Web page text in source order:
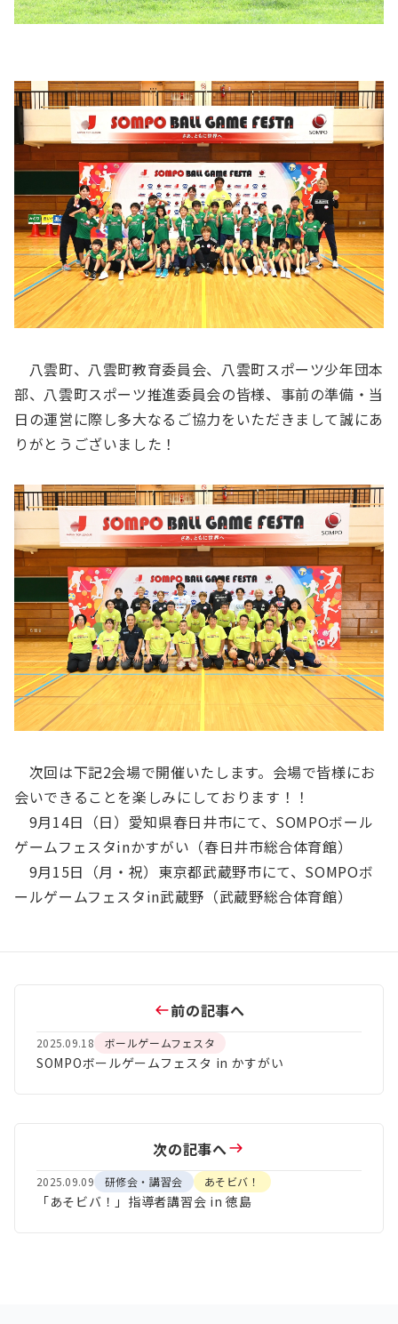
八雲町、八雲町教育委員会、八雲町スポーツ少年団本
部、八雲町スポーツ推進委員会の皆様、事前の準備・当
日の運営に際し多大なるご協力をいただきまして誠にあ
りがとうございました！
次回は下記2会場で開催いたします。会場で皆様にお
会いできることを楽しみにしております！！
9月14日（日）愛知県春日井市にて、SOMPOボール
ゲームフェスタinかすがい（春日井市総合体育館）
9月15日（月・祝）東京都武蔵野市にて、SOMPOボ
ールゲームフェスタin武蔵野（武蔵野総合体育館）
前の記事へ
2025.09.18 ボールゲームフェスタ
SOMPOボールゲームフェスタ in かすがい
次の記事へ
2025.09.09 研修会・講習会 あそビバ！
「あそビバ！」指導者講習会 in 徳島